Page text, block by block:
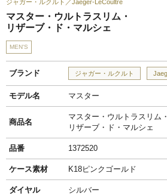
ジャガー・ルクルト Jaeger-LeCoultre
マスター・ウルトラスリム・
リザーブ・ド・マルシェ
MEN'S
ブランド ジャガー・ルクルト
モデル名 マスター
商品名
マスター・ウルトラスリム・
リザーブ・ド・マルシェ
品番 1372520
ケース素材 K18ピンクゴールド
ダイヤル シルバー